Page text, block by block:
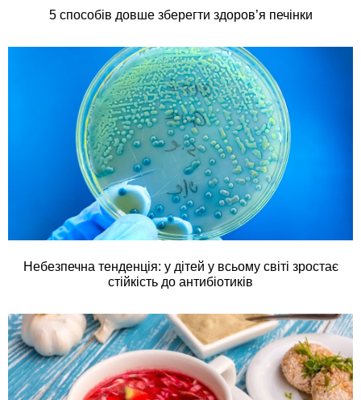
5 способів довше зберегти здоров’я печінки
Небезпечна тенденція: у дітей у всьому світі зростає
стійкість до антибіотиків